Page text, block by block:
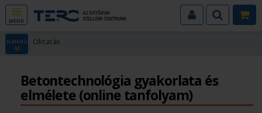
MENÜ
ALMENÜ Oktatás
Betontechnológia gyakorlata és
elmélete (online tanfolyam)